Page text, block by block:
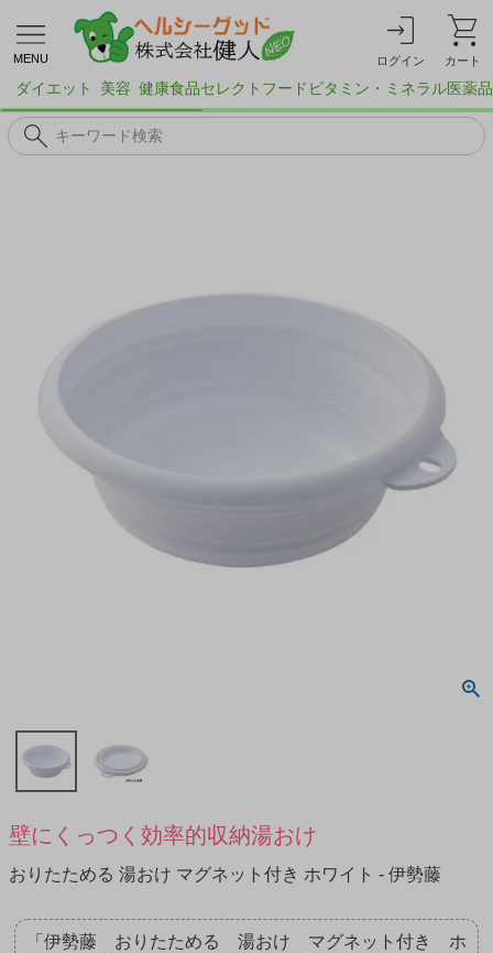
MENU ログイン カート
ダイエット 美容 健康食品セレクトフード ビタミン・ミネラル医薬品
壁にくっつく効率的収納湯おけ
おりたためる 湯おけ マグネット付き ホワイト - 伊勢藤
「伊勢藤 おりたためる 湯おけ マグネット付き ホ